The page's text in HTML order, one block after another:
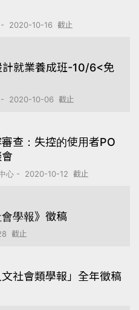
- 2020-10-16 截止
就業養成班-10/6<免
- 2020-10-06 截止
審查：失控的使用者PO
心 - 2020-10-12 截止
學報》徵稿
截止
社會類學報」全年徵稿